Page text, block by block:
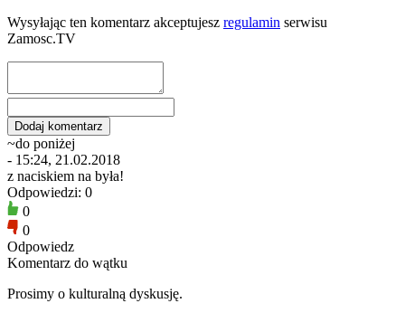
Wysyłając ten komentarz akceptujesz regulamin serwisu
Zamosc.TV
~do poniżej
- 15:24, 21.02.2018
z naciskiem na była!
Odpowiedzi: 0
0
0
Odpowiedz
Komentarz do wątku
Prosimy o kulturalną dyskusję.